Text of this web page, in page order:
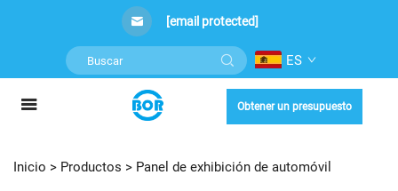
[email protected]
ES
Obtener un presupuesto
Inicio > Productos > Panel de exhibición de automóvil